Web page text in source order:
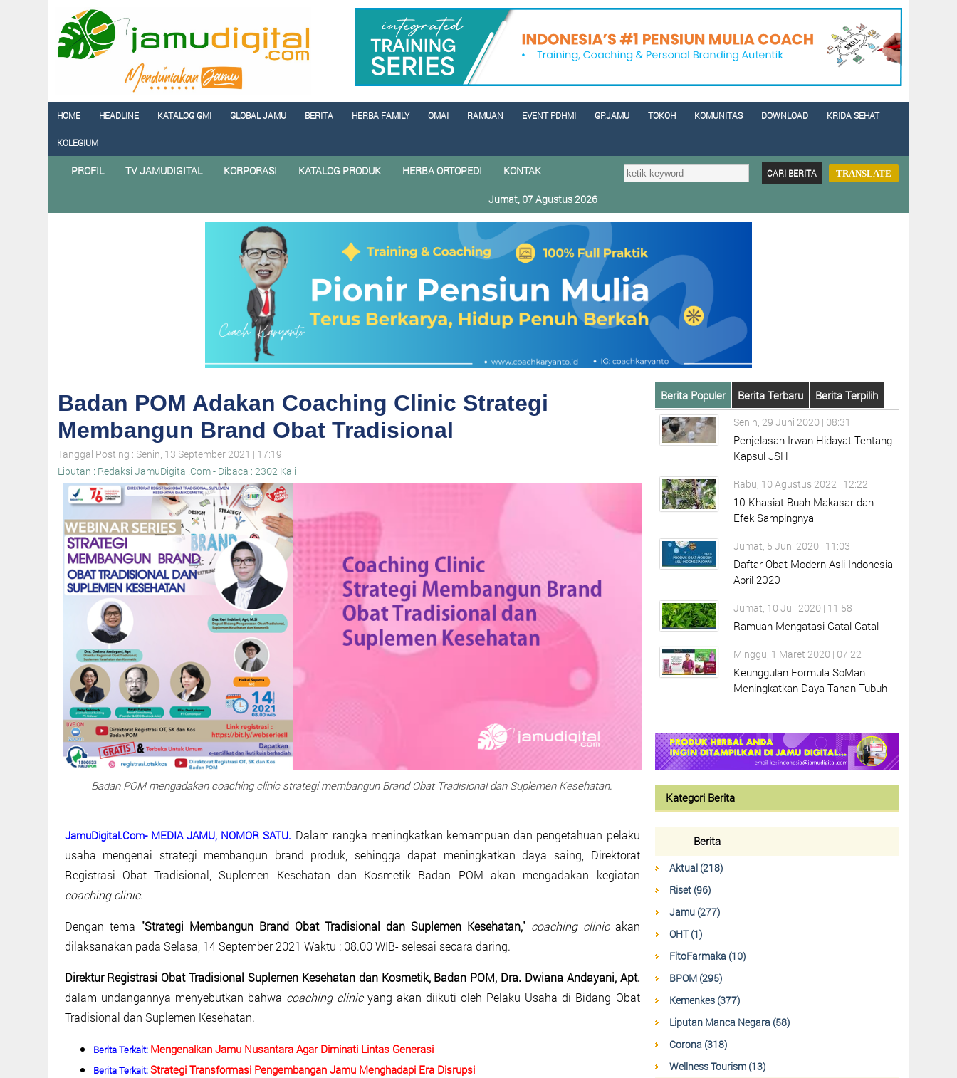
HOME HEADLINE KATALOG GMI GLOBAL JAMU BERITA HERBA FAMILY OMAI RAMUAN EVENT PDHMI GP.JAMU TOKOH KOMUNITAS DOWNLOAD KRIDA SEHAT
KOLEGIUM
PROFIL TV JAMUDIGITAL KORPORASI KATALOG PRODUK HERBA ORTOPEDI KONTAK TRANSLATE
Jumat, 07 Agustus 2026
Badan POM Adakan Coaching Clinic Strategi
Membangun Brand Obat Tradisional
Tanggal Posting : Senin, 13 September 2021 | 17:19
Liputan : Redaksi JamuDigital.Com - Dibaca : 2302 Kali
Badan POM mengadakan coaching clinic strategi membangun Brand Obat Tradisional dan Suplemen Kesehatan.
JamuDigital.Com- MEDIA JAMU, NOMOR SATU. Dalam rangka meningkatkan kemampuan dan pengetahuan pelaku
usaha mengenai strategi membangun brand produk, sehingga dapat meningkatkan daya saing, Direktorat
Registrasi Obat Tradisional, Suplemen Kesehatan dan Kosmetik Badan POM akan mengadakan kegiatan
coaching clinic.
Dengan tema "Strategi Membangun Brand Obat Tradisional dan Suplemen Kesehatan," coaching clinicakan
dilaksanakan pada Selasa, 14 September 2021 Waktu : 08.00 WIB- selesai secara daring.
Direktur Registrasi Obat Tradisional Suplemen Kesehatan dan Kosmetik, Badan POM, Dra. Dwiana Andayani, Apt.
dalam undangannya menyebutkan bahwa coaching clinicyang akan diikuti oleh Pelaku Usaha di Bidang Obat
Tradisional dan Suplemen Kesehatan.
Berita Terkait: Mengenalkan Jamu Nusantara Agar Diminati Lintas Generasi
Berita Terkait:Strategi Transformasi Pengembangan Jamu Menghadapi Era Disrupsi
Berita Populer Berita Terbaru Berita Terpilih
Senin, 29 Juni 2020 | 08:31
Penjelasan Irwan Hidayat Tentang
Kapsul JSH
Rabu, 10 Agustus 2022 | 12:22
10 Khasiat Buah Makasar dan
Efek Sampingnya
Jumat, 5 Juni 2020 | 11:03
Daftar Obat Modern Asli Indonesia
April 2020
Jumat, 10 Juli 2020 | 11:58
Ramuan Mengatasi Gatal-Gatal
Minggu, 1 Maret 2020 | 07:22
Keunggulan Formula SoMan
Meningkatkan Daya Tahan Tubuh
Kategori Berita
Berita
Aktual (218)
Riset (96)
Jamu (277)
OHT (1)
FitoFarmaka (10)
BPOM (295)
Kemenkes (377)
Liputan Manca Negara (58)
Corona (318)
Wellness Tourism (13)